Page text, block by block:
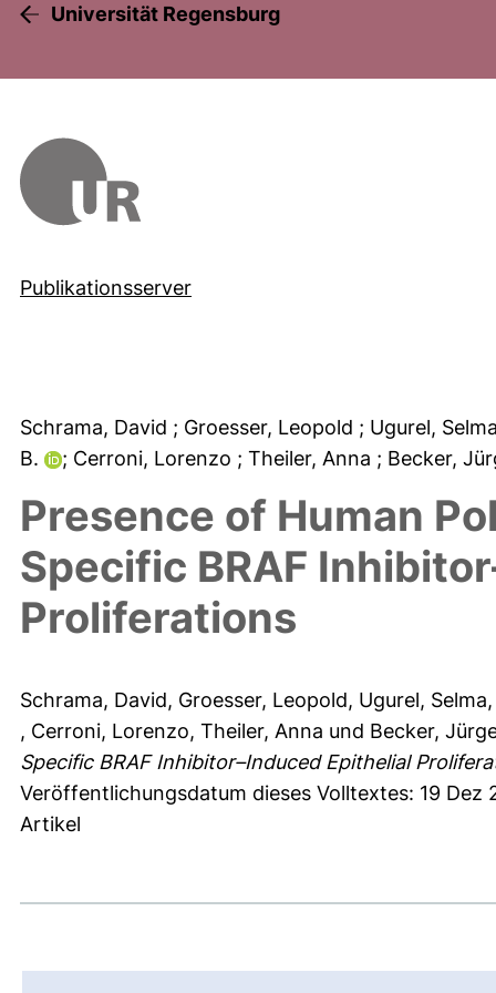
Universität Regensburg
Publikationsserver
Schrama, David ; Groesser, Leopold ; Ugurel,
B.
; Cerroni, Lorenzo ; Theiler, Anna ; Becker,
Presence of Human
Specific BRAF
Proliferations
Schrama, David, Groesser, Leopold, Ugurel, Selma
, Cerroni, Lorenzo, Theiler, Anna und Becker,
Specific BRAF Inhibitor–Induced Epithelial
Veröffentlichungsdatum dieses Volltextes: 19 Dez
Artikel